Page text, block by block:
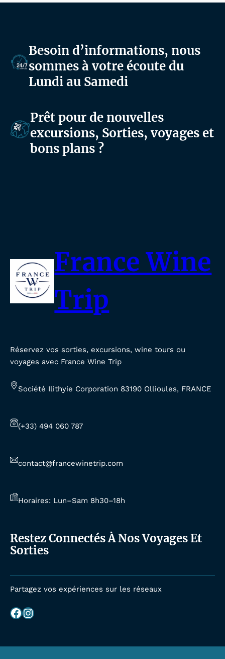
Besoin d’informations, nous
sommes à votre écoute du
Lundi au Samedi
Prêt pour de nouvelles
excursions, Sorties, voyages et
bons plans ?
France Wine
Trip
Réservez vos sorties, excursions, wine tours ou
voyages avec France Wine Trip
Société Ilithyie Corporation 83190 Ollioules, FRANCE
(+33) 494 060 787
contact@francewinetrip.com
Horaires: Lun–Sam 8h30–18h
Restez Connectés À Nos Voyages Et
Sorties
Partagez vos expériences sur les réseaux
Facebook Instagram